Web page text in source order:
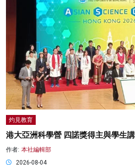
灼見教育
港大亞洲科學營 四諾獎得主與學生
作者: 本社編輯部
2026-08-04